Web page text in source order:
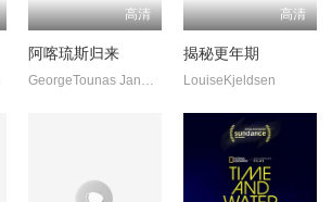
高清
阿喀琉斯归来
GeorgeTounas JannisSky
高清
揭秘更年期
LouiseKjeldsen